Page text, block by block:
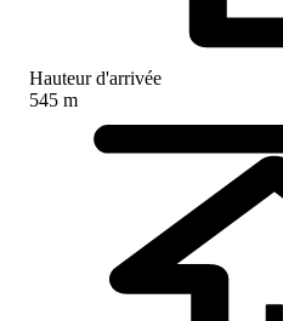
Hauteur d'arrivée
545 m